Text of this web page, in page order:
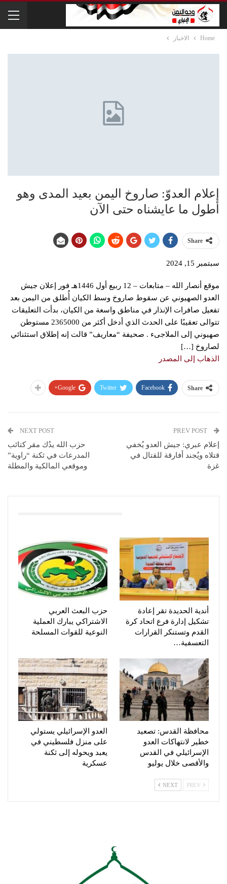
Home الاخبار
إعلام العدوّ: صاروخ اليمن بعيد المدى وهو
أطول ما عايشناه حتى الآن
Share
سبتمبر 15, 2024
موقع أنصار الله – متابعات – 12 ربيع أول 1446هـ فور إعلان جيش
العدو الصهيوني عن سقوط صاروخ وسط الكيان أُطلق من اليمن بعد
تفعيل صافرات الإنذار في مناطق واسعة من الكيان، بدأت التعليقات
تتوالى تعقيبًا على الحدث الذي أدخل أكثر من 2365000 مستوطن
صهيوني إلى الملاجىء . صحيفة “معاريف” قالت إنه إطلاق استثنائي
لصاروخ […]
الذهاب إلى المصدر
Share
Facebook
Twitter
Google+
إعلام عبري: جيش العدو يُخفي
قتلاه ويُجند أفارقة للقتال في
غزة
NEXT POST
حزب الله يدُك مقر كتائب
‏المدرعات في ثكنة “راوية”
وموقعي المالكية والمطلة
أندية الحديدة تقر إعادة
تشكيل إدارة فرع اتحاد كرة
القدم وتستنكر القرارات
التعسفية…
حزب البعث العربي
الاشتراكي يبارك العملية
النوعية للقوات المسلحة
محافظة القدس: تصعيد
خطير لانتهاكات العدو
الإسرائيلي في القدس
والأقصى خلال يوليو
العدو الإسرائيلي يستولي
على منزل فلسطيني في
يعبد ويحوله إلى ثكنة
عسكرية
NEXT